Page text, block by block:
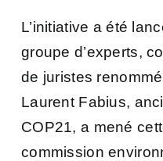
L’initiative a été
groupe d’experts,
de juristes
Laurent Fabius,
COP21, a mené
commission